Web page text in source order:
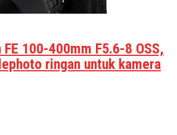
100-400mm F5.6-8 OSS,
ringan untuk kamera